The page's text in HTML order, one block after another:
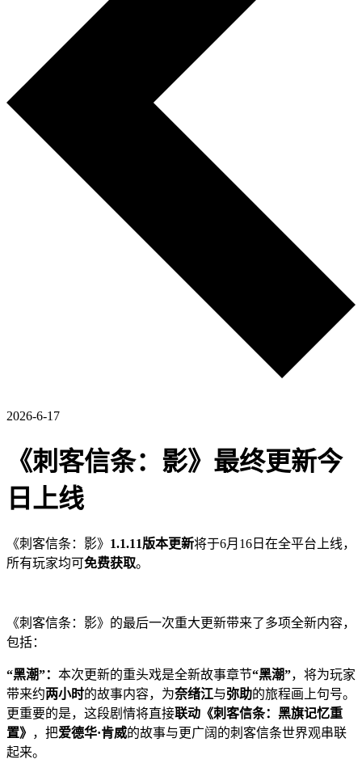
2026-6-17
《刺客信条：影》最终更新今
日上线
《刺客信条：影》 1.1.11版本更新将于6月16日在全平台上线，
所有玩家均可免费获取。
《刺客信条：影》的最后一次重大更新带来了多项全新内容，
包括：
“黑潮”： 本次更新的重头戏是全新故事章节“黑潮”，将为玩家
带来约两小时的故事内容，为奈绪江与弥助的旅程画上句号。
更重要的是，这段剧情将直接联动《刺客信条：黑旗记忆重
置》 ，把爱德华·肯威的故事与更广阔的刺客信条世界观串联
起来。